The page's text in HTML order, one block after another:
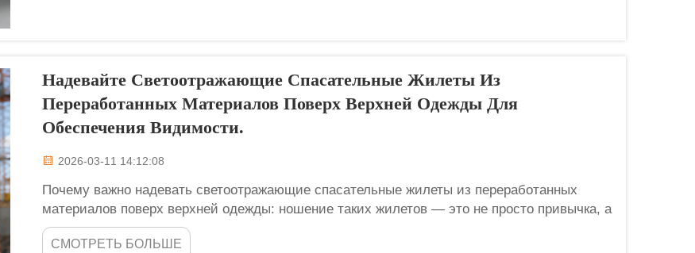
Надевайте Светоотражающие Спасательные Жилеты Из
Переработанных Материалов Поверх Верхней Одежды Для
Обеспечения Видимости.
2026-03-11 14:12:08
Почему важно надевать светоотражающие спасательные жилеты из переработанных
материалов поверх верхней одежды: ношение таких жилетов — это не просто привычка, а
ключевая мера по обеспечению максимальной видимости; это требование по технике
безопасности, на котором мы делаем особый акцент...
СМОТРЕТЬ БОЛЬШЕ